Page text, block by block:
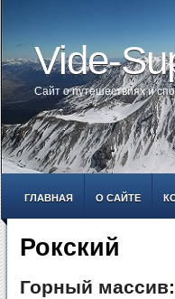
Vide-
Сайт о путешествиях и
ГЛАВНАЯ О САЙТЕ
Рокский
Горный массив: